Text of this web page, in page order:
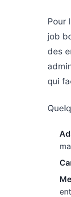
Pour
job
des
qui